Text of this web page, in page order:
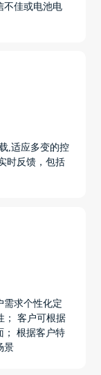
不佳或电池电
,适应多变的控
时反馈，包括
需求个性化定
； 客户可根据
； 根据客户特
景